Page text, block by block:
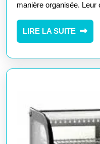
un
Petit
manière organisée. Leur
LIRE LA SUITE
LIRE
LA